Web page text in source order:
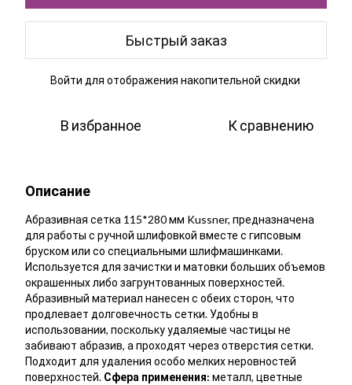
Быстрый заказ
Войти для отображения накопительной скидки
В избранное К сравнению
Описание
Абразивная сетка 115*280 мм Kussner, предназначена
для работы с ручной шлифовкой вместе с гипсовым
бруском или со специальными шлифмашинками.
Используется для зачистки и матовки больших объемов
окрашенных либо загрунтованных поверхностей.
Абразивный материал нанесен с обеих сторон, что
продлевает долговечность сетки. Удобны в
использовании, поскольку удаляемые частицы не
забивают абразив, а проходят через отверстия сетки.
Подходит для удаления особо мелких неровностей
поверхностей. Сфера применения: металл, цветные